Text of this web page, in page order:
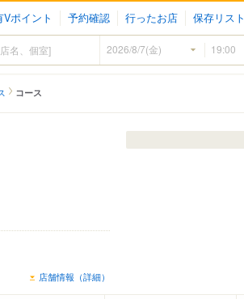
Vポイント 予約確認 行ったお店 保存リスト
コース
店舗情報（詳細）